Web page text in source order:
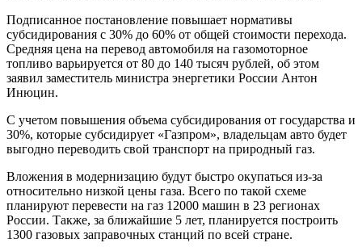
Подписанное постановление повышает нормативы
субсидирования с 30% до 60% от общей стоимости перехода.
Средняя цена на перевод автомобиля на газомоторное
топливо варьируется от 80 до 140 тысяч рублей, об этом
заявил заместитель министра энергетики России Антон
Инюцин.
С учетом повышения объема субсидирования от государства и
30%, которые субсидирует «Газпром», владельцам авто будет
выгодно переводить свой транспорт на природный газ.
Вложения в модернизацию будут быстро окупаться из-за
относительно низкой цены газа. Всего по такой схеме
планируют перевести на газ 12000 машин в 23 регионах
России. Также, за ближайшие 5 лет, планируется построить
1300 газовых заправочных станций по всей стране.